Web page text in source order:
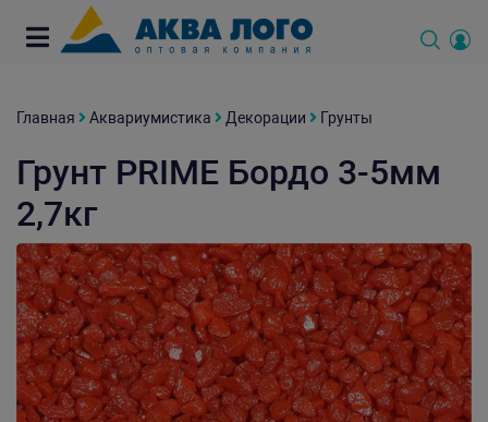
Главная Аквариумистика Декорации Грунты
Грунт PRIME Бордо 3-5мм
2,7кг